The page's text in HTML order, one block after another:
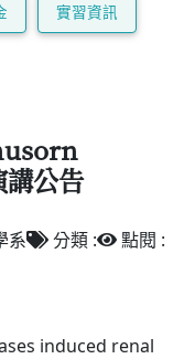
實習資訊
公告
系 分類 : 點閱 :
induced renal